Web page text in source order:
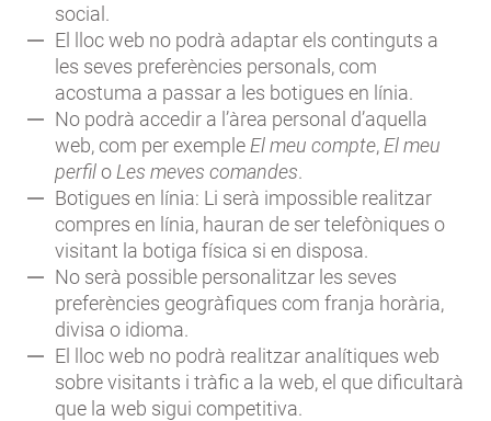
social.
El lloc web no podrà adaptar els continguts a
les seves preferències personals, com
acostuma a passar a les botigues en línia.
No podrà accedir a l’àrea personal d’aquella
web, com per exemple El meu compte, El meu
perfilo Les meves comandes.
Botigues en línia: Li serà impossible realitzar
compres en línia, hauran de ser telefòniques o
visitant la botiga física si en disposa.
No serà possible personalitzar les seves
preferències geogràfiques com franja horària,
divisa o idioma.
El lloc web no podrà realitzar analítiques web
sobre visitants i tràfic a la web, el que dificultarà
que la web sigui competitiva.